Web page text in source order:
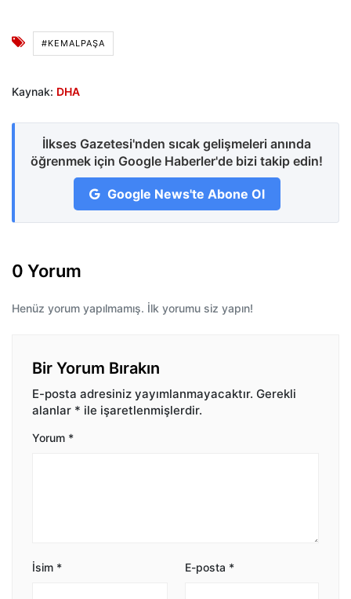
#KEMALPAŞA
Kaynak: DHA
İlkses Gazetesi'nden sıcak gelişmeleri anında
öğrenmek için Google Haberler'de bizi takip edin!
Google News'te Abone Ol
0 Yorum
Henüz yorum yapılmamış. İlk yorumu siz yapın!
Bir Yorum Bırakın
E-posta adresiniz yayımlanmayacaktır. Gerekli
alanlar * ile işaretlenmişlerdir.
Yorum *
İsim * E-posta *